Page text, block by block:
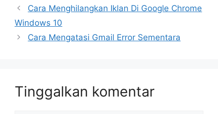
Cara Menghilangkan Iklan Di Google Chrome
Windows 10
Cara Mengatasi Gmail Error Sementara
Tinggalkan komentar